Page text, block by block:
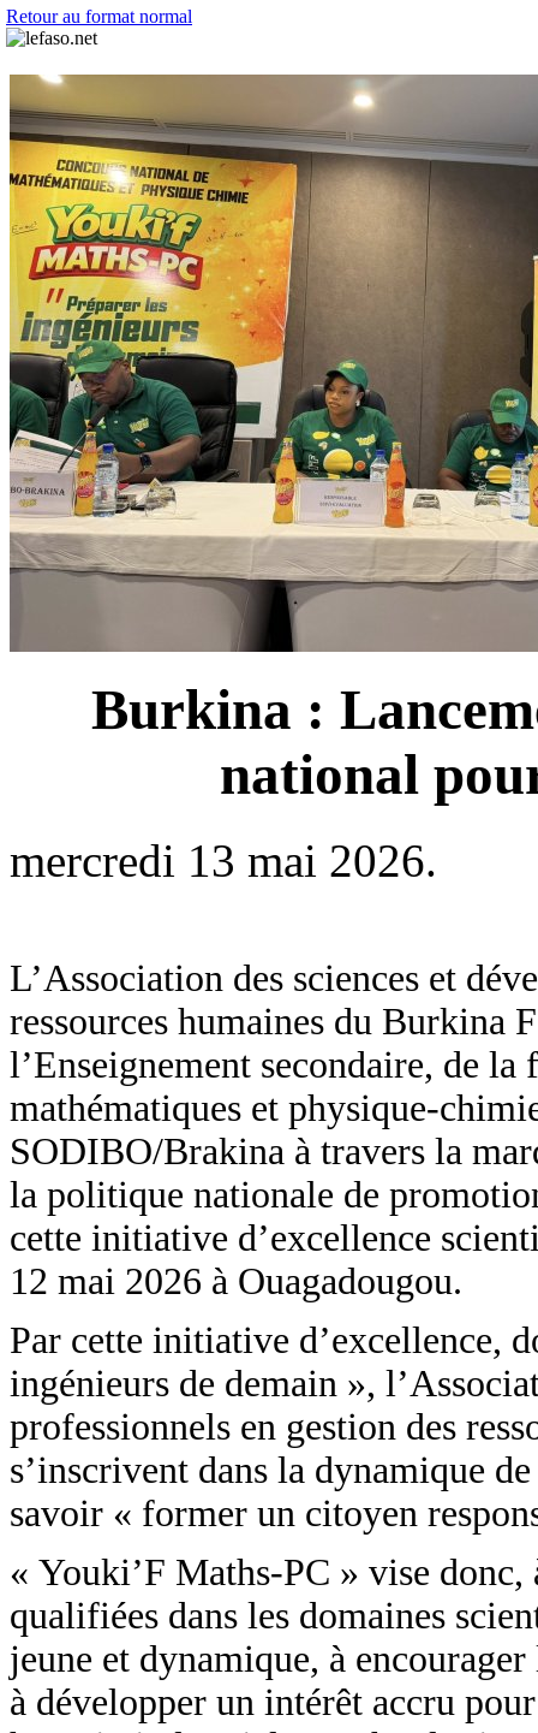
Retour au format normal
Burkina :
national
mercredi 13 mai 2026.
L’Association des sciences et
ressources humaines du Burkina
l’Enseignement secondaire, de
mathématiques et physique-
SODIBO/Brakina à travers la
la politique nationale de
cette initiative d’excellence
12 mai 2026 à Ouagadougou.
Par cette initiative d’excellence,
ingénieurs de demain »,
professionnels en gestion des
s’inscrivent dans la dynamique
savoir « former un citoyen
« Youki’F Maths-PC » vise
qualifiées dans les domaines
jeune et dynamique, à
à développer un intérêt accru